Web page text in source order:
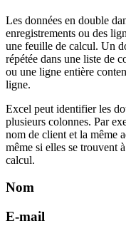
Les données en double
enregistrements ou des
une feuille de calcul. Un
répétée dans une liste de
ou une ligne entière
ligne.
Excel peut identifier les
plusieurs colonnes. Par
nom de client et la même
même si elles se trouvent
calcul.
Nom
E-mail